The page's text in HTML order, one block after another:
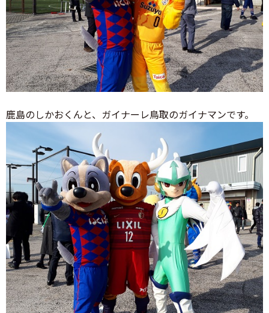
鹿島のしかおくんと、ガイナーレ鳥取のガイナマンです。